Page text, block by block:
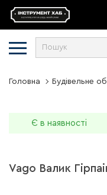
Головна Будівельне
Є в наявності
Vago Валик